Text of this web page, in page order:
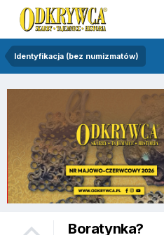
Identyfikacja (bez numizmatów)
Boratynka?